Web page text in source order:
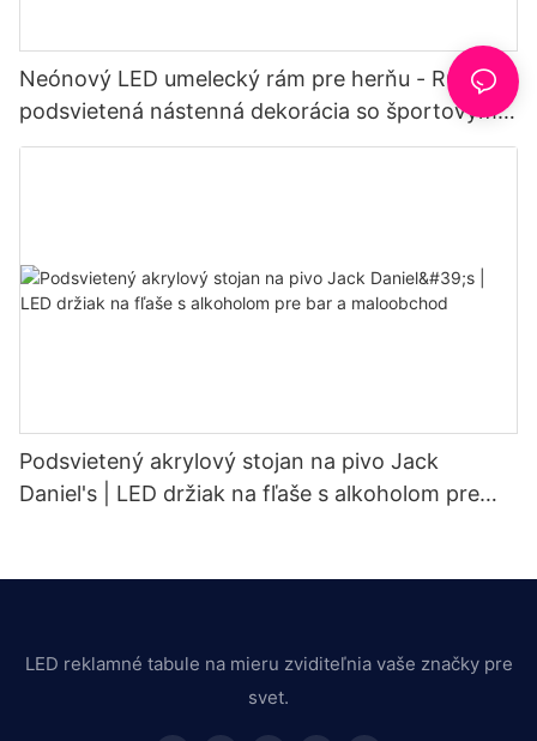
Neónový LED umelecký rám pre herňu - RGB
podsvietená nástenná dekorácia so športovým
autom s prispôsobiteľným osvetlením
Podsvietený akrylový stojan na pivo Jack
Daniel's | LED držiak na fľaše s alkoholom pre
LED reklamné tabule na mieru zviditeľnia vaše značky pre
svet.